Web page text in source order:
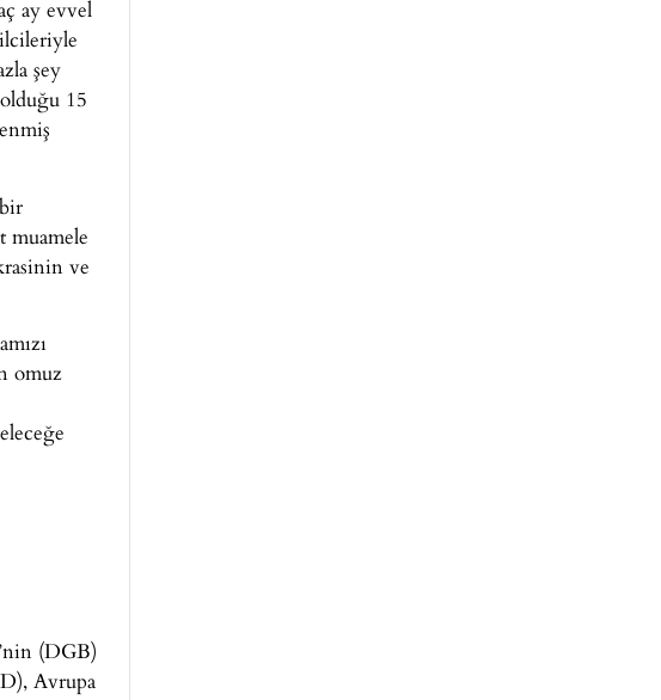
ay evvel
şey
15
muamele
ve
omuz
(DGB)
Avrupa